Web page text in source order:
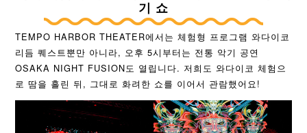
기 쇼
TEMPO HARBOR THEATER에서는 체험형 프로그램 와다이코
리듬 퀘스트뿐만 아니라, 오후 5시부터는 전통 악기 공연
OSAKA NIGHT FUSION도 열립니다. 저희도 와다이코 체험으
로 땀을 흘린 뒤, 그대로 화려한 쇼를 이어서 관람했어요!